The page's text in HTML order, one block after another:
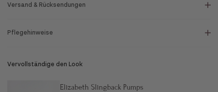
Versand & Rücksendungen
Pflegehinweise
Vervollständige den Look
Elizabeth Slingback Pumps